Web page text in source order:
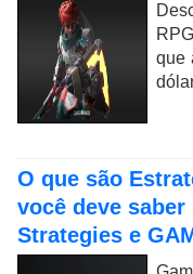
que
O que são
você deve
Strategies e